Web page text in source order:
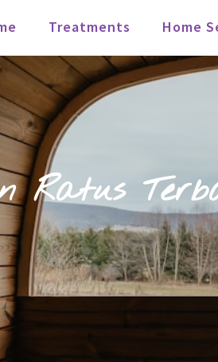
Treatments Home
Ratus